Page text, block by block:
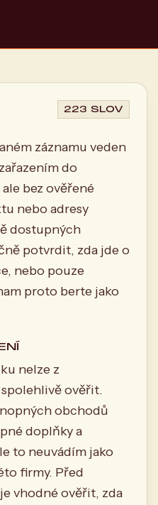
223 SLOV
záznamu veden
do
bez ověřené
nebo adresy
dostupných
potvrdit, zda jde o
nebo pouze
proto berte jako
nelze z
ověřit.
obchodů
doplňky a
to neuvádím jako
firmy. Před
vhodné ověřit, zda